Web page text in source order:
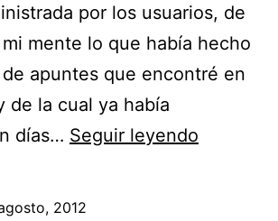
por los usuarios, de
mente lo que había hecho
apuntes que encontré en
de la cual ya había
días… Seguir leyendo
2012